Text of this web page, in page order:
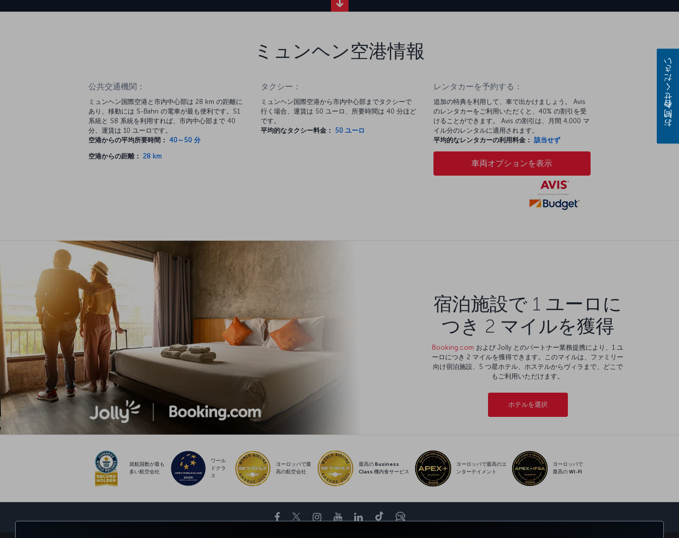
ミュンヘン空港情報
公共交通機関：
ミュンヘン国際空港と市内中心部は 28 km の距離に
あり、移動には S-Bahn の電車が最も便利です。S1
系統と S8 系統を利用すれば、市内中心部まで 40
分、運賃は 10 ユーロです。
空港からの平均所要時間： 40～50 分
空港からの距離： 28 km
タクシー：
ミュンヘン国際空港から市内中心部までタクシーで
行く場合、運賃は 50 ユーロ、所要時間は 40 分ほど
です。
平均的なタクシー料金：
50 ユーロ
レンタカーを予約する：
追加の特典を利用して、車で出かけましょう。 Avis
のレンタカーをご利用いただくと、40% の割引を受
けることができます。 Avis の割引は、月間 4,000 マ
イル分のレンタルに適用されます。
平均的なレンタカーの利用料金： 該当せず
車両オプションを表示
宿泊施設で 1 ユーロに
つき 2 マイルを獲得
Booking.com および Jolly とのパートナー業務提携により、1 ユ
ーロにつき 2 マイルを獲得できます。このマイルは、ファミリー
向け宿泊施設、5 つ星ホテル、ホステルからヴィラまで、どこで
もご利用いただけます。
ホテルを選択
就航国数が最も
多い航空会社
ワール
ドクラ
ス
ヨーロッパで最
高の航空会社
最高の Business
Class 機内食サービス
ヨーロッパで最高のエ
ンターテイメント
ヨーロッパで
最高の WI-FI
Facebook
TwitterInstagram
YouTubeLinkedIn
Tiktokブログ
お問い合わせください